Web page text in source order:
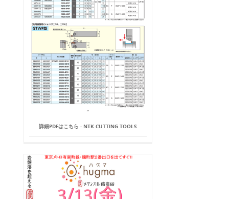
詳細PDFはこちら - NTK CUTTING TOOLS